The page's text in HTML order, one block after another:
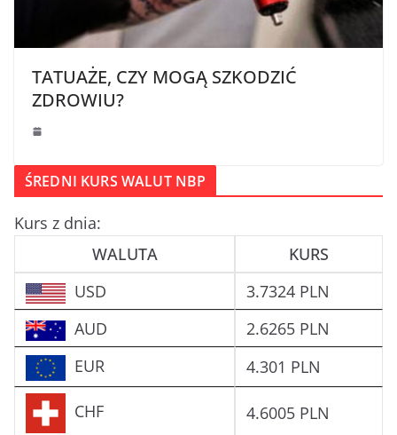
TATUAŻE, CZY MOGĄ SZKODZIĆ
ZDROWIU?
ŚREDNI KURS WALUT NBP
Kurs z dnia:
WALUTA
KURS
USD
3.7324 PLN
AUD
2.6265 PLN
EUR
4.301 PLN
CHF 4.6005 PLN